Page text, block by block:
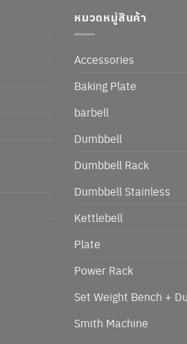
หมวดหมู่สินค้า
Accessories
Baking Plate
barbell
Dumbbell
Dumbbell Rack
Dumbbell Stainless
Kettlebell
Plate
Power Rack
Set Weight Bench +
Smith Machine